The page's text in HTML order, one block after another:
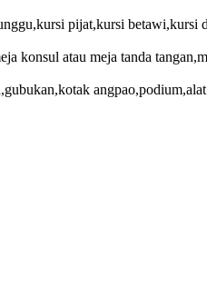
pijat,kursi betawi,kursi
konsul atau meja tanda